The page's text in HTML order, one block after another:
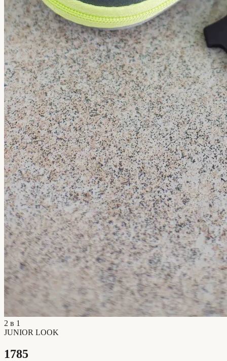
2 в 1
JUNIOR LOOK
1785